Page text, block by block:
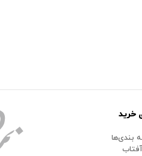
خرید
بندی‌ها